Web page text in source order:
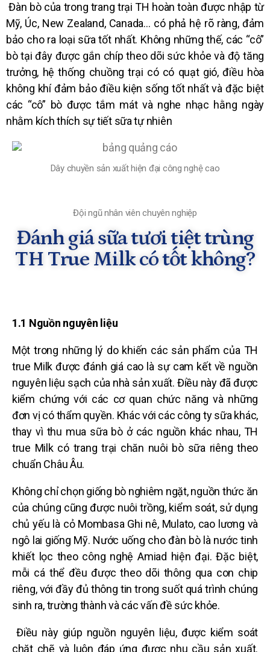
Đàn bò của trong trang trại TH hoàn toàn được nhập từ
Mỹ, Úc, New Zealand, Canada… có phả hệ rõ ràng, đảm
bảo cho ra loại sữa tốt nhất. Không những thế, các “cô”
bò tại đây được gắn chíp theo dõi sức khỏe và độ tăng
trưởng, hệ thống chuồng trại có có quạt gió, điều hòa
không khí đảm bảo điều kiện sống tốt nhất và đặc biệt
các “cô” bò được tắm mát và nghe nhạc hằng ngày
nhằm kích thích sự tiết sữa tự nhiên
Dây chuyền sản xuất hiện đại công nghệ cao
Đội ngũ nhân viên chuyên nghiệp
Đánh giá sữa tươi tiệt trùng
TH True Milk có tốt không?
1.1 Nguồn nguyên liệu
Một trong những lý do khiến các sản phẩm của TH
true Milk được đánh giá cao là sự cam kết về nguồn
nguyên liệu sạch của nhà sản xuất. Điều này đã được
kiểm chứng với các cơ quan chức năng và những
đơn vị có thẩm quyền. Khác với các công tysữa khác,
thay vì thu mua sữa bò ở các nguồn khác nhau, TH
true Milk có trang trại chăn nuôi bò sữa riêng theo
chuẩn Châu Âu.
Không chỉ chọn giống bò nghiêm ngặt, nguồn thức ăn
của chúng cũng được nuôi trồng, kiểm soát, sử dụng
chủ yếu là cỏ Mombasa Ghi nê, Mulato, cao lương và
ngô lai giống Mỹ. Nước uống cho đàn bò là nước tinh
khiết lọc theo công nghệ Amiad hiện đại. Đặc biệt,
mỗi cá thể đều được theo dõi thông qua con chip
riêng, với đầy đủ thông tin trong suốt quá trình chúng
sinh ra, trường thành và các vấn đề sức khỏe.
Điều này giúp nguồn nguyên liệu, được kiểm soát
chặt chẽ và luôn đáp ứng được nhu cầu sản xuất.